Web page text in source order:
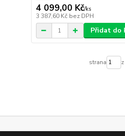
4 099,00 Kč/ks
3 387,60 Kč bez DPH
Přidat do
strana